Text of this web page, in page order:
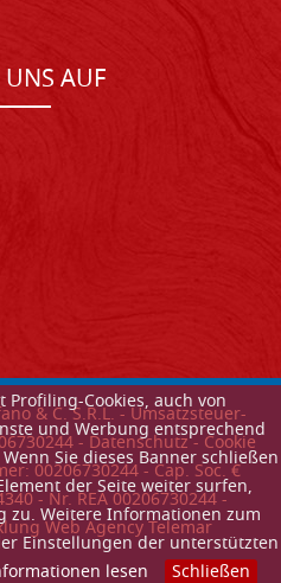
Profiling-Cookies, auch von
und Werbung entsprechend
Sie dieses Banner schließen
der Seite weiter surfen,
zu. Weitere Informationen zum
Einstellungen der unterstützten
lesen Schließen
AUF
& C. S.R.L. - Umsatzsteuer-
-Datenschutz-Cookie
00206730244 - Cap. Soc. €
- Nr. REA 00206730244 -
Web Agency Telemar